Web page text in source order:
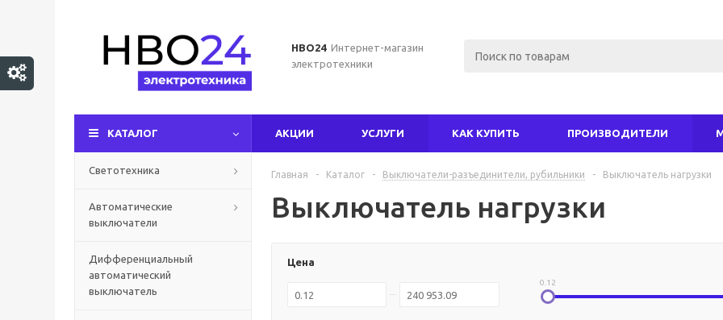
НВО24 Интернет-магазин
электротехники
КАТАЛОГ АКЦИИ УСЛУГИ КАК КУПИТЬ ПРОИЗВОДИТЕЛИ
Светотехника
Автоматические
выключатели
Дифференциальный
автоматический
выключатель
Главная - Каталог - Выключатели-разъединители, рубильники - Выключатель нагрузки
Выключатель нагрузки
Цена
0.12